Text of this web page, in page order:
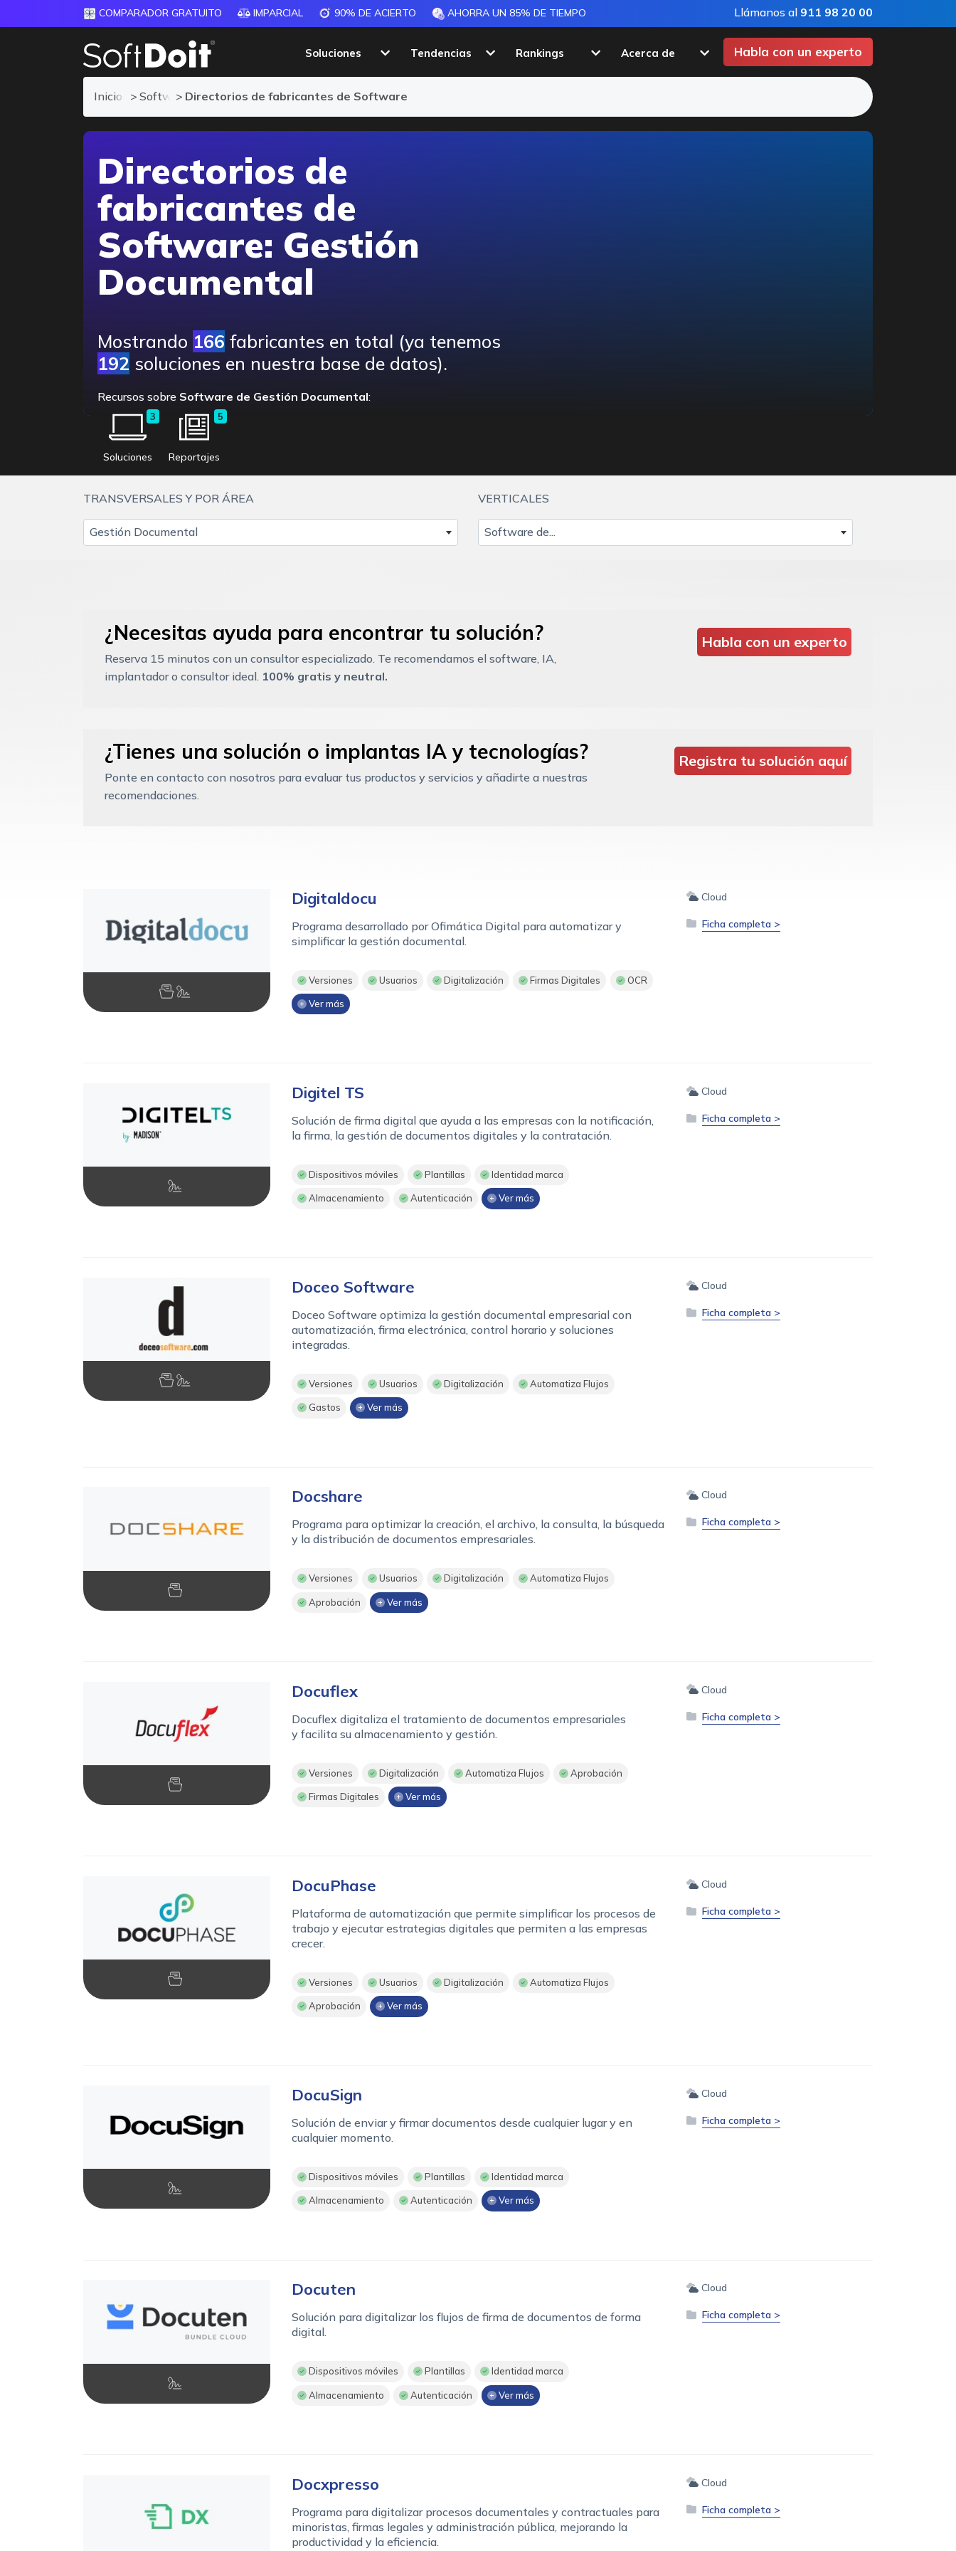
COMPARADOR GRATUITO IMPARCIAL 90% DE ACIERTO AHORRA UN 85% DE TIEMPO Llámanos al 911 98 20 00
Habla con un experto
Soluciones Tendencias Rankings Acerca de
Inicio Software de Gestión Documental
Directorios de fabricantes de Software
Directorios de
fabricantes de
Software: Gestión
Documental
Mostrando 166 fabricantes en total (ya tenemos
192 soluciones en nuestra base de datos).
Recursos sobre Software de Gestión Documental:
3
Soluciones
5
Reportajes
TRANSVERSALES Y POR ÁREA
Gestión Documental
VERTICALES
Software de...
¿Necesitas ayuda para encontrar tu solución?
Reserva 15 minutos con un consultor especializado. Te recomendamos el software, IA,
implantador o consultor ideal. 100% gratis y neutral.
Habla con un experto
¿Tienes una solución o implantas IA y tecnologías?
Ponte en contacto con nosotros para evaluar tus productos y servicios y añadirte a nuestras
recomendaciones.
Registra tu solución aquí
Digitaldocu
Programa desarrollado por Ofimática Digital para automatizar y
simplificar la gestión documental.
Versiones Usuarios Digitalización Firmas Digitales OCR
Ver más
Cloud
Ficha completa >
Digitel TS
Solución de firma digital que ayuda a las empresas con la notificación,
la firma, la gestión de documentos digitales y la contratación.
Dispositivos móviles Plantillas Identidad marca
Almacenamiento Autenticación Ver más
Cloud
Ficha completa >
Doceo Software
Doceo Software optimiza la gestión documental empresarial con
automatización, firma electrónica, control horario y soluciones
integradas.
Versiones Usuarios Digitalización Automatiza Flujos
Gastos Ver más
Cloud
Ficha completa >
Docshare
Programa para optimizar la creación, el archivo, la consulta, la búsqueda
y la distribución de documentos empresariales.
Versiones Usuarios Digitalización Automatiza Flujos
Aprobación Ver más
Cloud
Ficha completa >
Docuflex
Docuflex digitaliza el tratamiento de documentos empresariales
y facilita su almacenamiento y gestión.
Versiones Digitalización Automatiza Flujos Aprobación
Firmas Digitales Ver más
Cloud
Ficha completa >
DocuPhase
Plataforma de automatización que permite simplificar los procesos de
trabajo y ejecutar estrategias digitales que permiten a las empresas
crecer.
Versiones Usuarios Digitalización Automatiza Flujos
Aprobación Ver más
Cloud
Ficha completa >
DocuSign
Solución de enviar y firmar documentos desde cualquier lugar y en
cualquier momento.
Dispositivos móviles Plantillas Identidad marca
Almacenamiento Autenticación Ver más
Cloud
Ficha completa >
Docuten
Solución para digitalizar los flujos de firma de documentos de forma
digital.
Dispositivos móviles Plantillas Identidad marca
Almacenamiento Autenticación Ver más
Cloud
Ficha completa >
Docxpresso
Programa para digitalizar procesos documentales y contractuales para
minoristas, firmas legales y administración pública, mejorando la
productividad y la eficiencia.
Cloud
Ficha completa >